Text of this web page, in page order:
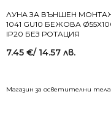
Магазин за осветителни тела
ЛУНА ЗА ВЪНШЕН
1041 GU10 БЕЖОВА
IP20 БЕЗ РОТАЦИЯ
7.45 €/ 14.57 лв.